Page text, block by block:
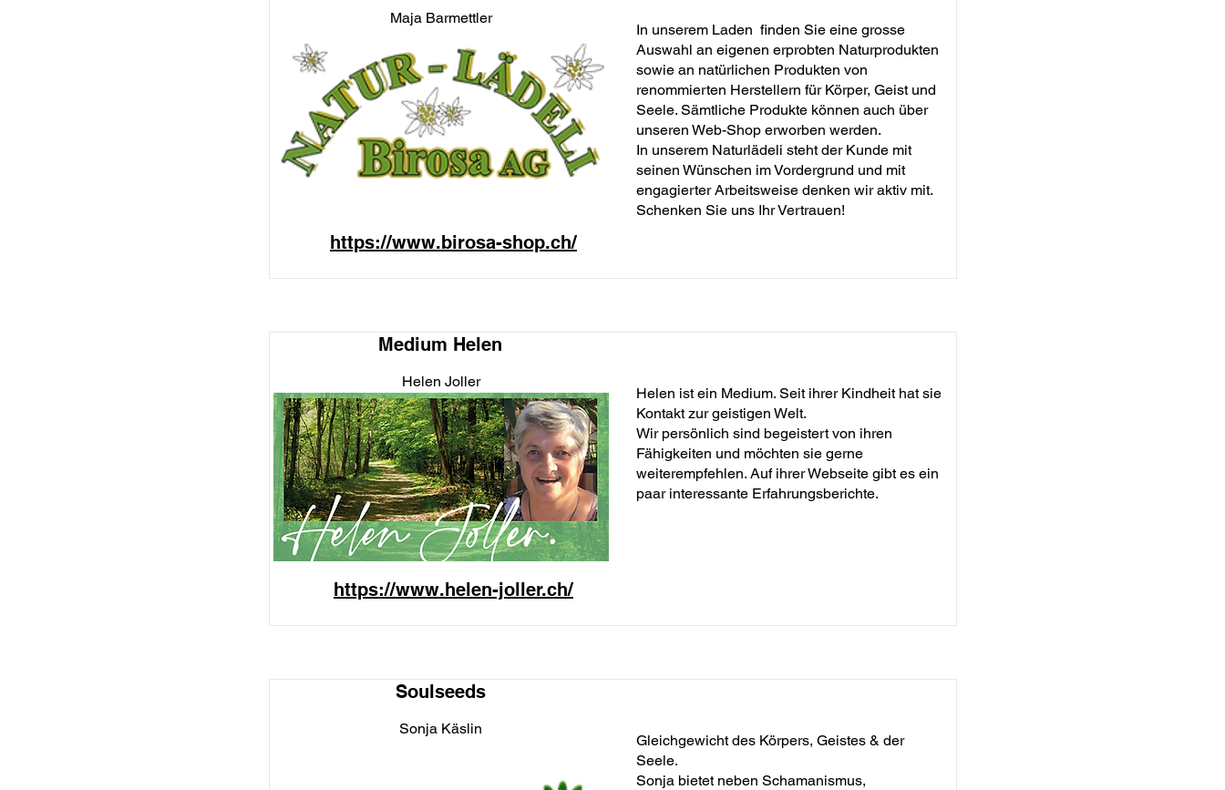
Maja Barmettler
In unserem Laden finden Sie eine grosse
Auswahl an eigenen erprobten Naturprodukten
sowie an natürlichen Produkten von
renommierten Herstellern für Körper, Geist und
Seele. Sämtliche Produkte können auch über
unseren Web-Shop erworben werden.
In unserem Naturlädeli steht der Kunde mit
seinen Wünschen im Vordergrund und mit
engagierter Arbeitsweise denken wir aktiv mit.
Schenken Sie uns Ihr Vertrauen!
https://www.birosa-shop.ch/
Medium Helen
Helen Joller
Helen ist ein Medium. Seit ihrer Kindheit hat sie
Kontakt zur geistigen Welt.
Wir persönlich sind begeistert von ihren
Fähigkeiten und möchten sie gerne
weiterempfehlen. Auf ihrer Webseite gibt es ein
paar interessante Erfahrungsberichte.
https://www.helen-joller.ch/
Soulseeds
Sonja Käslin
Gleichgewicht des Körpers, Geistes & der
Seele.
Sonja bietet neben Schamanismus,